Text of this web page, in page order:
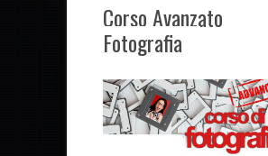
Corso Avanzato
Fotografia